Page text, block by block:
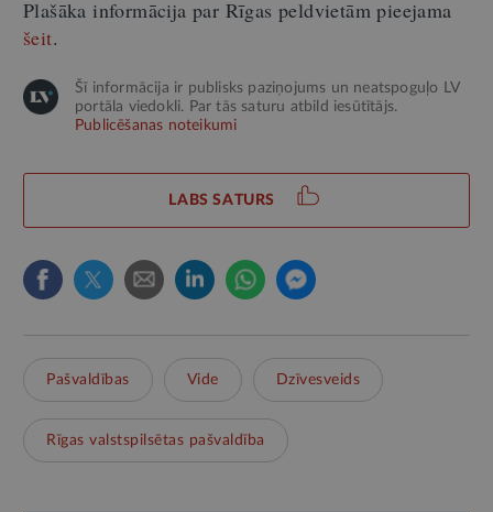
Plašāka informācija par Rīgas peldvietām pieejama
šeit.
Šī informācija ir publisks paziņojums un neatspoguļo LV
portāla viedokli. Par tās saturu atbild iesūtītājs.
Publicēšanas noteikumi
LABS SATURS
Pašvaldības Vide Dzīvesveids
Rīgas valstspilsētas pašvaldība